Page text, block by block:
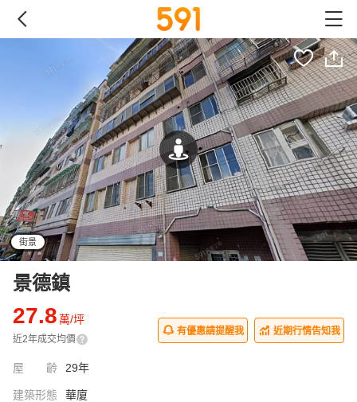
街景
景德鎮
27.8萬/坪
近2年成交均價
有優惠請提醒我 近期行情告知我
屋齡 29年
建築形態 華廈